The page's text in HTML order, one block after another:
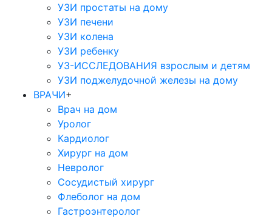
УЗИ простаты на дому
УЗИ печени
УЗИ колена
УЗИ ребенку
УЗ-ИССЛЕДОВАНИЯ взрослым и детям
УЗИ поджелудочной железы на дому
ВРАЧИ+
Врач на дом
Уролог
Кардиолог
Хирург на дом
Невролог
Сосудистый хирург
Флеболог на дом
Гастроэнтеролог